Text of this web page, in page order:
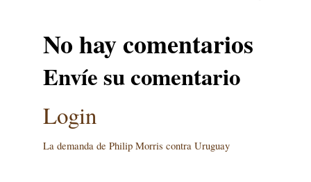
No hay comentarios
Envíe su comentario
Login
La demanda de Philip Morris contra Uruguay